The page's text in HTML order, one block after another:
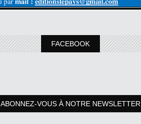
FACEBOOK
ABONNEZ-VOUS À NOTRE NEWSLETTER